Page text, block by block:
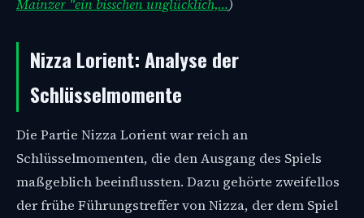
Mainzer "ein bisschen unglücklich,…)
Nizza Lorient: Analyse der
Schlüsselmomente
Die Partie Nizza Lorient war reich an
Schlüsselmomenten, die den Ausgang des Spiels
maßgeblich beeinflussten. Dazu gehörte zweifellos
der frühe Führungstreffer von Nizza, der dem Spiel